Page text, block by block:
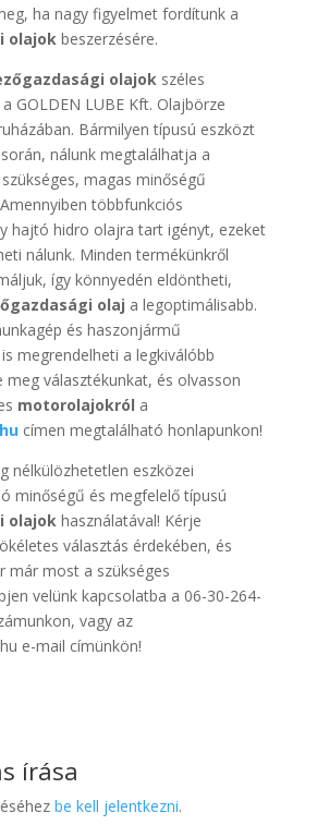
ha nagy figyelmet fordítunk a
olajok beszerzésére.
olajok széles
GOLDEN LUBE Kft. Olajbörze
Bármilyen típusú eszközt
nálunk megtalálhatja a
magas minőségű
többfunkciós
hajtó hidro olajra tart igényt, ezeket
nálunk. Minden termékünkről
így könnyedén eldöntheti,
olaj a legoptimálisabb.
és haszonjármű
megrendelheti a legkiválóbb
meg választékunkat, és olvasson
motorolajokról a
címen megtalálható honlapunkon!
nélkülözhetetlen eszközei
minőségű és megfelelő típusú
olajok használatával! Kérje
választás érdekében, és
már most a szükséges
velünk kapcsolatba a 06-30-264-
vagy az
e-mail címünkön!
írása
be kell jelentkezni.